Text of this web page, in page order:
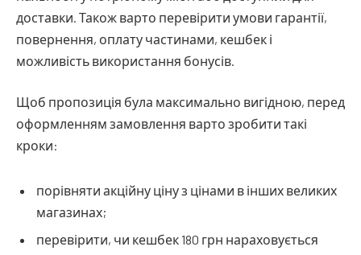
доставки. Також варто перевірити умови гарантії,
повернення, оплату частинами, кешбек і
можливість використання бонусів.
Щоб пропозиція була максимально вигідною, перед
оформленням замовлення варто зробити такі
кроки:
порівняти акційну ціну з цінами в інших великих
магазинах;
перевірити, чи кешбек 180 грн нараховується